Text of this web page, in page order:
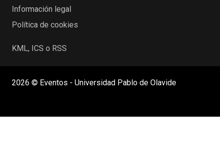
Información legal
Política de cookies
KML, ICS o RSS
2026 © Eventos - Universidad Pablo de Olavide